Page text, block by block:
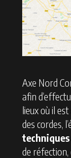
Axe Nord
afin
lieux où il
des cordes,
techniques
de